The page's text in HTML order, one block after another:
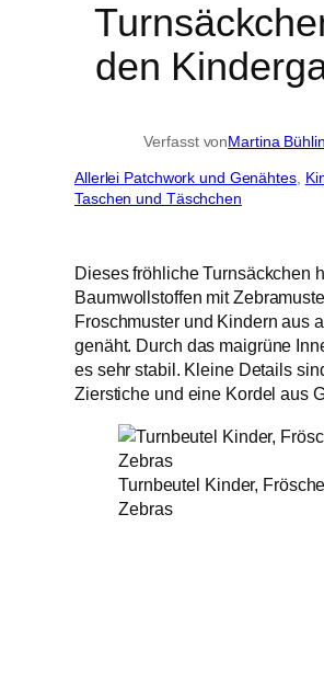
den
Verfasst vonMartina
Allerlei Patchwork und Genähtes,
Taschen und Täschchen
Dieses fröhliche Turnsäckchen
Baumwollstoffen mit
Froschmuster und Kindern aus
genäht. Durch das maigrüne
es sehr stabil. Kleine Details
Zierstiche und eine Kordel aus
Turnbeutel Kinder, Frösche,
Zebras